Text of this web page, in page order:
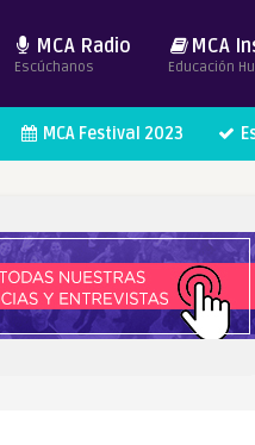
MCA Radio
Escúchanos
MCA
Educación
MCA Festival 2023